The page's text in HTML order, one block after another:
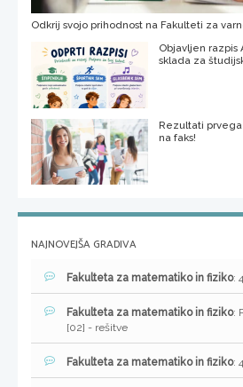
Odkrij svojo prihodnost na Fakulteti za
Objavljen
sklada za
Rezultati
na faks!
NAJNOVEJŠA GRADIVA
Fakulteta za matematiko in fiziko:
Fakulteta za matematiko in fiziko:
[02] - rešitve
Fakulteta za matematiko in fiziko: